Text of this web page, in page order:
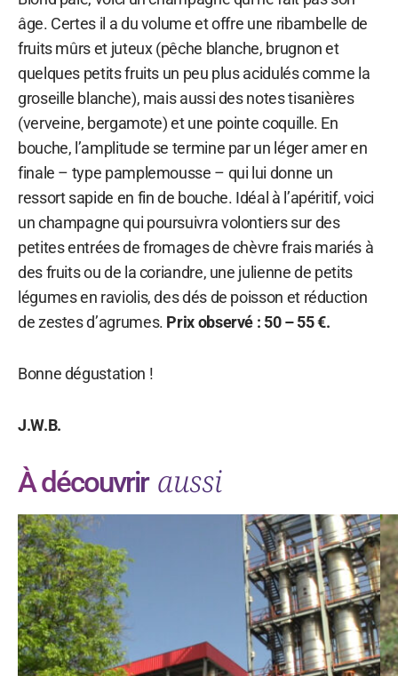
âge. Certes il a du volume et offre une ribambelle de
fruits mûrs et juteux (pêche blanche, brugnon et
quelques petits fruits un peu plus acidulés comme la
groseille blanche), mais aussi des notes tisanières
(verveine, bergamote) et une pointe coquille. En
bouche, l’amplitude se termine par un léger amer en
finale – type pamplemousse – qui lui donne un
ressort sapide en fin de bouche. Idéal à l’apéritif, voici
un champagne qui poursuivra volontiers sur des
petites entrées de fromages de chèvre frais mariés à
des fruits ou de la coriandre, une julienne de petits
légumes en raviolis, des dés de poisson et réduction
de zestes d’agrumes. Prix observé : 50 – 55 €.
Bonne dégustation !
J.W.B.
À découvrir aussi